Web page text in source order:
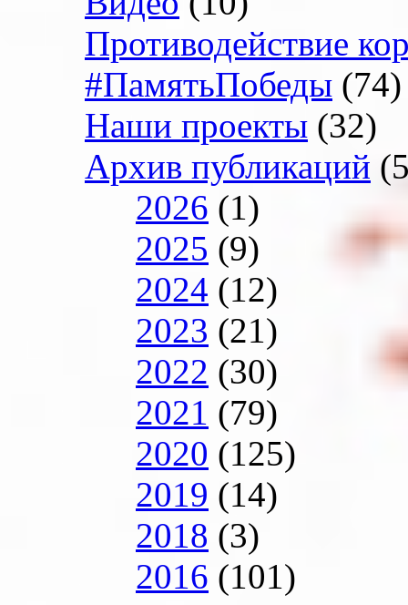
Противодействие
#ПамятьПобеды (74)
Наши проекты (32)
Архив публикаций
2026 (1)
2025 (9)
2024 (12)
2023 (21)
2022 (30)
2021 (79)
2020 (125)
2019 (14)
2018 (3)
2016 (101)